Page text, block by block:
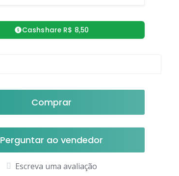
Cashshare R$ 8,50
Comprar
Perguntar ao vendedor
Escreva uma avaliação